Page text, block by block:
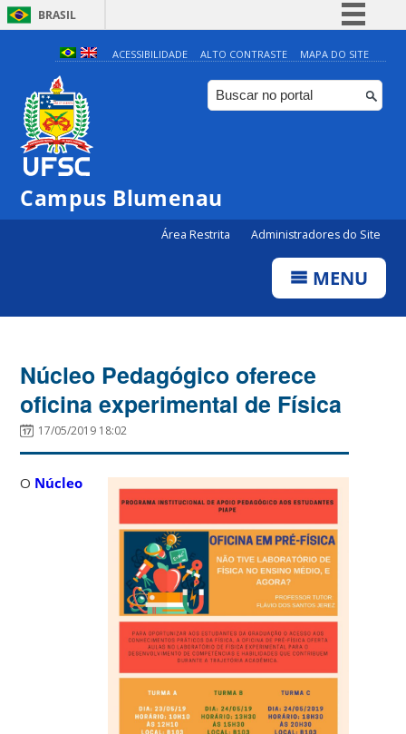
BRASIL
Simplifique!
Comunica BR
Participe
ACESSIBILIDADE ALTO CONTRASTE MAPA DO SITE
Campus Blumenau
Área Restrita Administradores do Site
MENU
Núcleo Pedagógico oferece
oficina experimental de Física
17/05/2019 18:02
O Núcleo